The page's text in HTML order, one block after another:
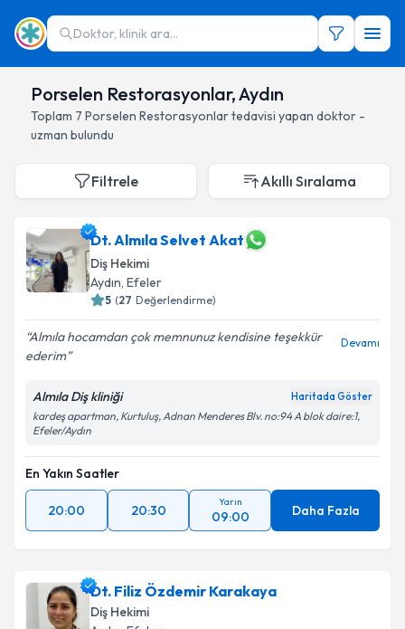
Doktor, klinik ara...
Porselen Restorasyonlar, Aydın
Toplam 7 Porselen Restorasyonlartedavisi yapan doktor -
uzman bulundu
Filtrele Akıllı Sıralama
Dt. Almıla Selvet Akat
Diş Hekimi
Aydın, Efeler
5 (27 Değerlendirme)
Almıla hocamdan çok memnunuz kendisine teşekkür
ederim
Devamı
Almıla Diş kliniği Haritada Göster
kardeş apartman, Kurtuluş, Adnan Menderes Blv. no:94 A blok daire:1,
Efeler/Aydın
En Yakın Saatler
20:00 20:30
Yarın
09:00 Daha Fazla
Dt. Filiz Özdemir Karakaya
Diş Hekimi